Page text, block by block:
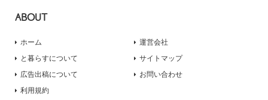
ABOUT
ホーム
と暮らすについて
広告出稿について
運営会社
サイトマップ
お問い合わせ
利用規約